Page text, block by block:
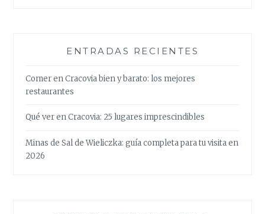
ENTRADAS RECIENTES
Comer en Cracovia bien y barato: los mejores
restaurantes
Qué ver en Cracovia: 25 lugares imprescindibles
Minas de Sal de Wieliczka: guía completa para tu visita en
2026